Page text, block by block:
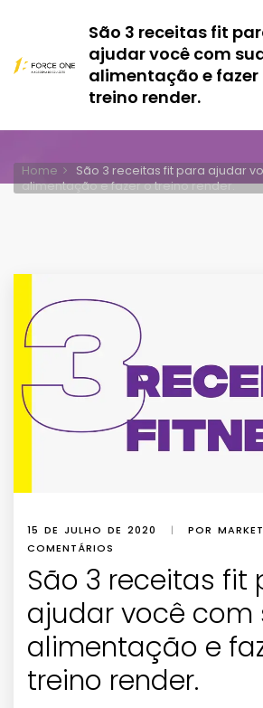
São 3 receitas fit
ajudar você com
alimentação e fazer
treino render.
Home
São 3 receitas fit para ajudar
alimentação e fazer o treino render.
15 DE JULHO DE 2020 | POR
COMENTÁRIOS
São 3 receitas fit
ajudar você com
alimentação e
treino render.